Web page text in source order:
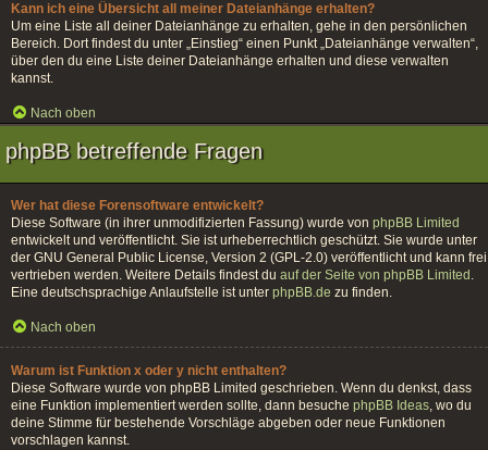
Kann ich eine Übersicht all meiner Dateianhänge erhalten?
Um eine Liste all deiner Dateianhänge zu erhalten, gehe in den persönlichen
Bereich. Dort findest du unter „Einstieg“ einen Punkt „Dateianhänge verwalten“,
über den du eine Liste deiner Dateianhänge erhalten und diese verwalten
kannst.
Nach oben
phpBB betreffende Fragen
Wer hat diese Forensoftware entwickelt?
Diese Software (in ihrer unmodifizierten Fassung) wurde von phpBB Limited
entwickelt und veröffentlicht. Sie ist urheberrechtlich geschützt. Sie wurde unter
der GNU General Public License, Version 2 (GPL-2.0) veröffentlicht und kann frei
vertrieben werden. Weitere Details findest du auf der Seite von phpBB Limited .
Eine deutschsprachige Anlaufstelle ist unter phpBB.de zu finden.
Nach oben
Warum ist Funktion x oder y nicht enthalten?
Diese Software wurde von phpBB Limited geschrieben. Wenn du denkst, dass
eine Funktion implementiert werden sollte, dann besuche phpBB Ideas, wo du
deine Stimme für bestehende Vorschläge abgeben oder neue Funktionen
vorschlagen kannst.